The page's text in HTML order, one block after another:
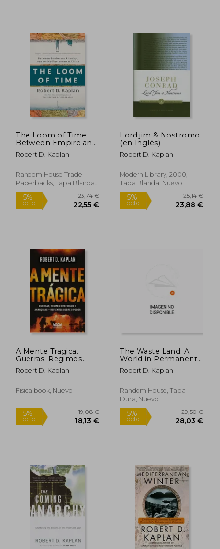
Rápido
The Loom of Time:
Between Empire and
Anarchy, From the
Mediterranean to
Robert D. Kaplan
Random House Trade
Paperbacks, Tapa Blanda,
Nuevo
22,55 €
Lord jim & Nostromo
(en Inglés)
Robert D. Kaplan
Modern Library, 2000,
Tapa Blanda, Nuevo
A Mente Tragica.
Guerras. Regimes
Ditatoriais e Anarquias
– Reflexoes Sobre o
do Brasil) (en
Robert D. Kaplan
Fisicalbook, Nuevo
The Waste Land: A
World in Permanent
Crisis (en Inglés)
Robert D. Kaplan
Random House, Tapa
Dura, Nuevo